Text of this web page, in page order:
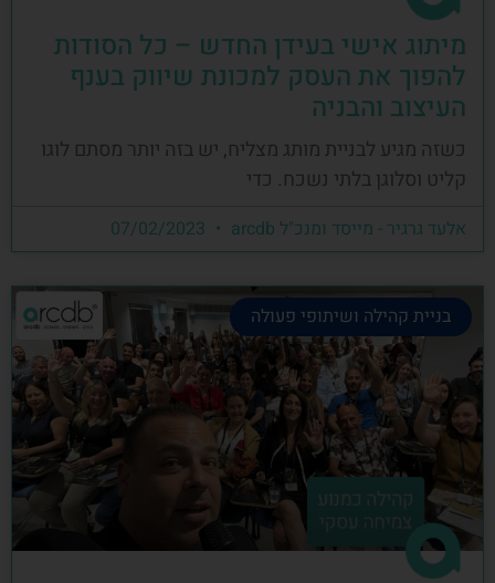
מיתוג אישי בעידן החדש – כל הסודות
להפוך את העסק למכונת שיווק בענף
העיצוב והבניה
כשזה מגיע לבניית מותג מצליח, יש בזה יותר מסתם לוגו
קליט וסלוגן בלתי נשכח. כדי
אלעד גרגיר - מייסד ומנכ"ל arcdb
בניית קהילה ושיתופי פעולה